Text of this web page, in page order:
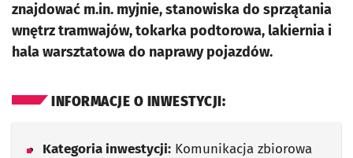
znajdować m.in. myjnie, stanowiska do sprzątania
wnętrz tramwajów, tokarka podtorowa, lakiernia i
hala warsztatowa do naprawy pojazdów.
INFORMACJE O INWESTYCJI:
Kategoria inwestycji: Komunikacja zbiorowa